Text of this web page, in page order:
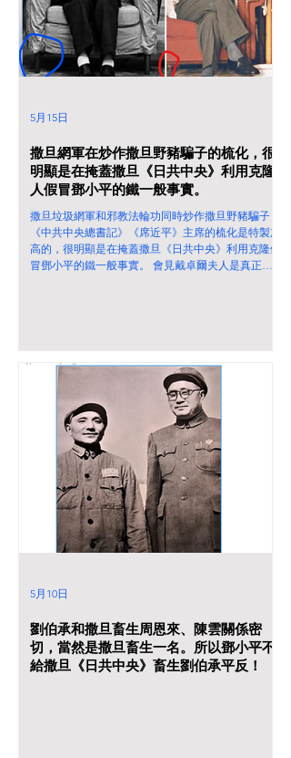
撒旦網軍在炒作撒旦野豬騙子的梳化，很
明顯是在掩蓋撒旦《日共中央》利用克隆
人假冒鄧小平的鐵一般事實。
撒旦垃圾網軍和邪教法輪功同時炒作撒旦野豬騙子
《中共中央總書記》《席近平》主席的梳化是特製加
高的，很明顯是在掩蓋撒旦《日共中央》利用克隆假
冒鄧小平的鐵一般事實。 會見戴卓爾夫人是真正的
5月15日
劉伯承和撒旦畜生周恩來、陳雲關係密
切，當然是撒旦畜生一名。所以鄧小平不
給撒旦《日共中央》畜生劉伯承平反！
5月10日